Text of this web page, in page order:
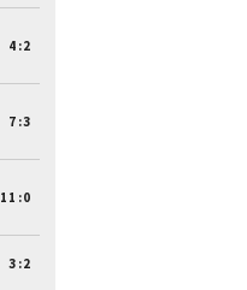
4:2
7:3
11:0
3:2